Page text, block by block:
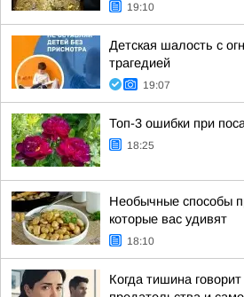
19:10
Детская шалость с
трагедией
19:07
Топ-3 ошибки при
18:25
Необычные способы
которые вас удивят
18:10
Когда тишина